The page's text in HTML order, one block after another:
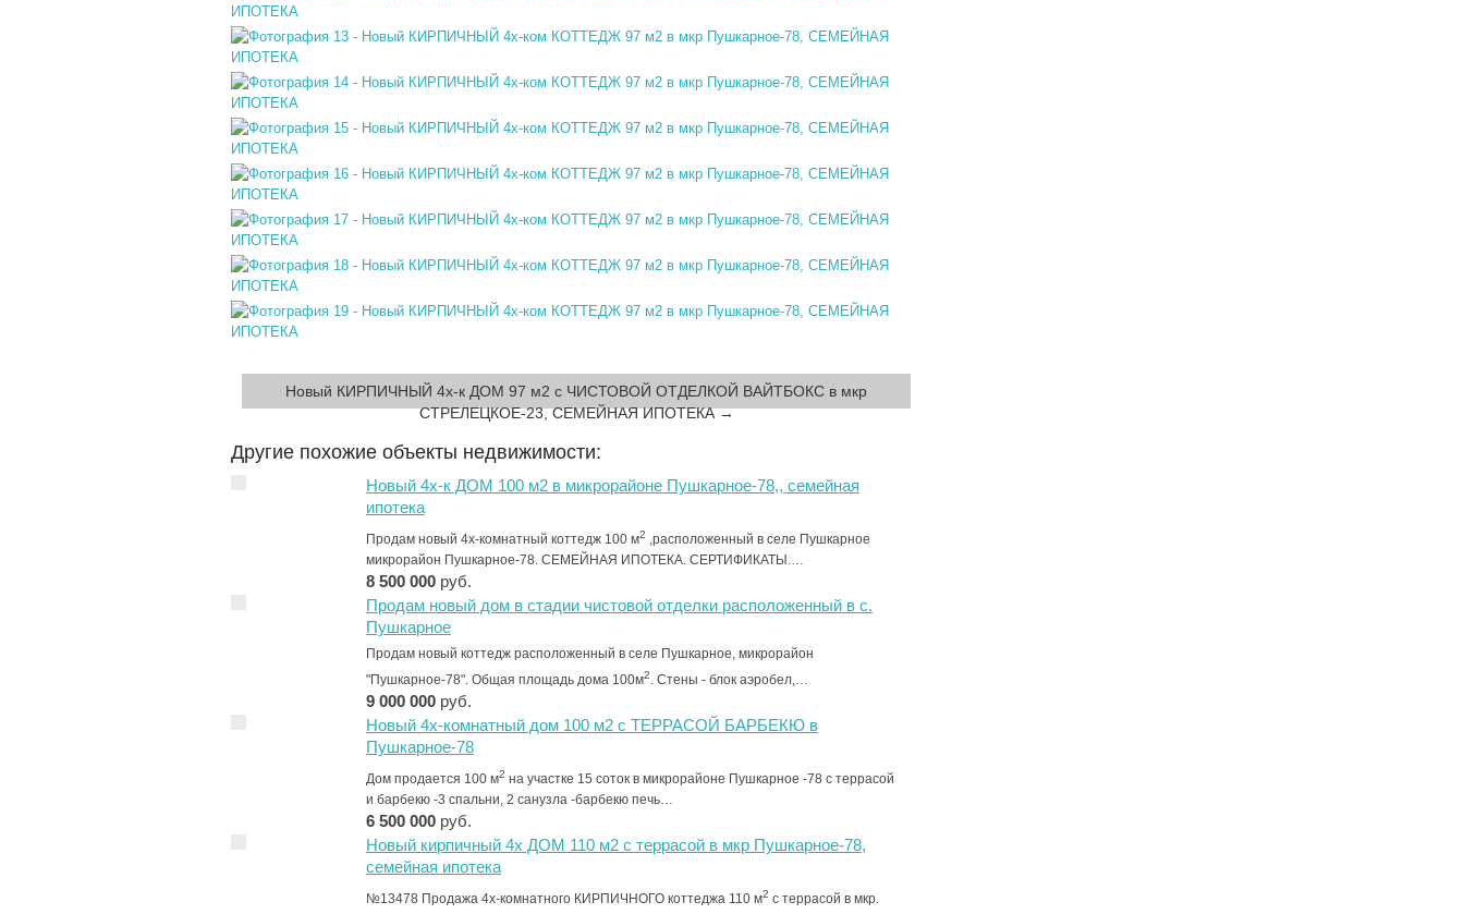
Новый КИРПИЧНЫЙ 4х-к ДОМ 97 м2 с ЧИСТОВОЙ ОТДЕЛКОЙ ВАЙТБОКС в мкр
СТРЕЛЕЦКОЕ-23, СЕМЕЙНАЯ ИПОТЕКА →
Другие похожие объекты недвижимости:
Новый 4х-к ДОМ 100 м2 в микрорайоне Пушкарное-78,, семейная
ипотека
Продам новый 4х-комнатный коттедж 100 м2
,расположенный в селе Пушкарное
микрорайон Пушкарное-78. СЕМЕЙНАЯ ИПОТЕКА. СЕРТИФИКАТЫ.…
8 500 000 руб.
Продам новый дом в стадии чистовой отделки расположенный в с.
Пушкарное
Продам новый коттедж расположенный в селе Пушкарное, микрорайон
"Пушкарное-78". Общая площадь дома 100м2 . Стены - блок аэробел,…
9 000 000 руб.
Новый 4х-комнатный дом 100 м2 с ТЕРРАСОЙ БАРБЕКЮ в
Пушкарное-78
Дом продается 100 м2 на участке 15 соток в микрорайоне Пушкарное -78 с террасой
и барбекю -3 спальни, 2 санузла -барбекю печь…
6 500 000 руб.
Новый кирпичный 4х ДОМ 110 м2 с террасой в мкр Пушкарное-78,
семейная ипотека
№13478 Продажа 4х-комнатного КИРПИЧНОГО коттеджа 110 м2 с террасой в мкр.